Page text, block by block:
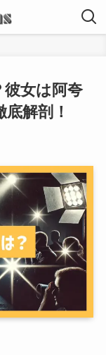
彼女は阿夸
解剖！